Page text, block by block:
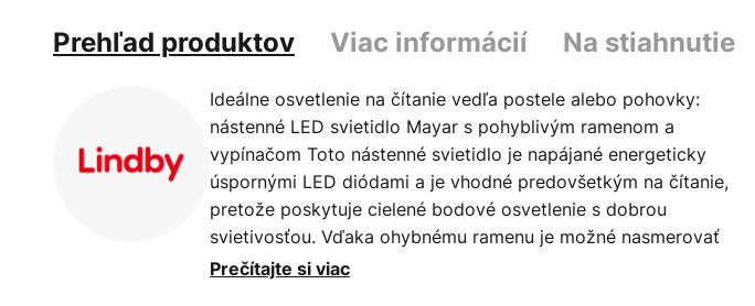
Prehľad produktov Viac informácií Na stiahnutie
Ideálne osvetlenie na čítanie vedľa postele alebo pohovky:
nástenné LED svietidlo Mayar s pohyblivým ramenom a
vypínačom Toto nástenné svietidlo je napájané energeticky
úspornými LED diódami a je vhodné predovšetkým na čítanie,
pretože poskytuje cielené bodové osvetlenie s dobrou
svietivosťou. Vďaka ohybnému ramenu je možné nasmerovať
svetlo presne tam, kam potrebujete, keďže smer svetla na čítanie
Prečítajte si viac